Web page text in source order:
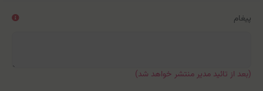
پیغام
(بعد از تائید مدیر منتشر خواهد شد)